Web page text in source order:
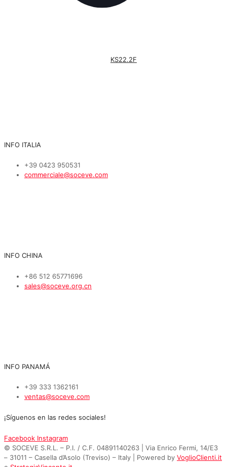
KS22.2F
INFO ITALIA
+39 0423 950531
commerciale@soceve.com
INFO CHINA
+86 512 65771696
sales@soceve.org.cn
INFO PANAMÁ
+39 333 1362161
ventas@soceve.com
¡Síguenos en las redes sociales!
Facebook Instagram
© SOCEVE S.R.L. – P.I. / C.F. 04891140263 | Via Enrico Fermi, 14/E3
– 31011 – Casella d’Asolo (Treviso) – Italy | Powered by VoglioClienti.it